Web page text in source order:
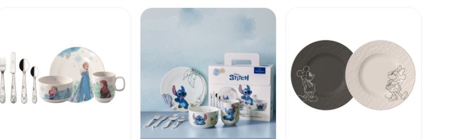
Disney inspireert al generaties lang kinderen en volwassenen met hun films en personages. De Villeroy& Boch Disney collectie
is er ook voor iedereen! De kindersetjes met motieven uit de hitfilms Frozen en Lilo & Stitch is er speciaal voor de jonge fans